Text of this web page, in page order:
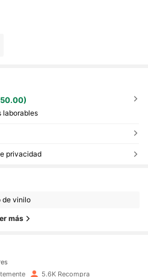
laborables
privacidad
de vinilo
más
5.6K Recompra